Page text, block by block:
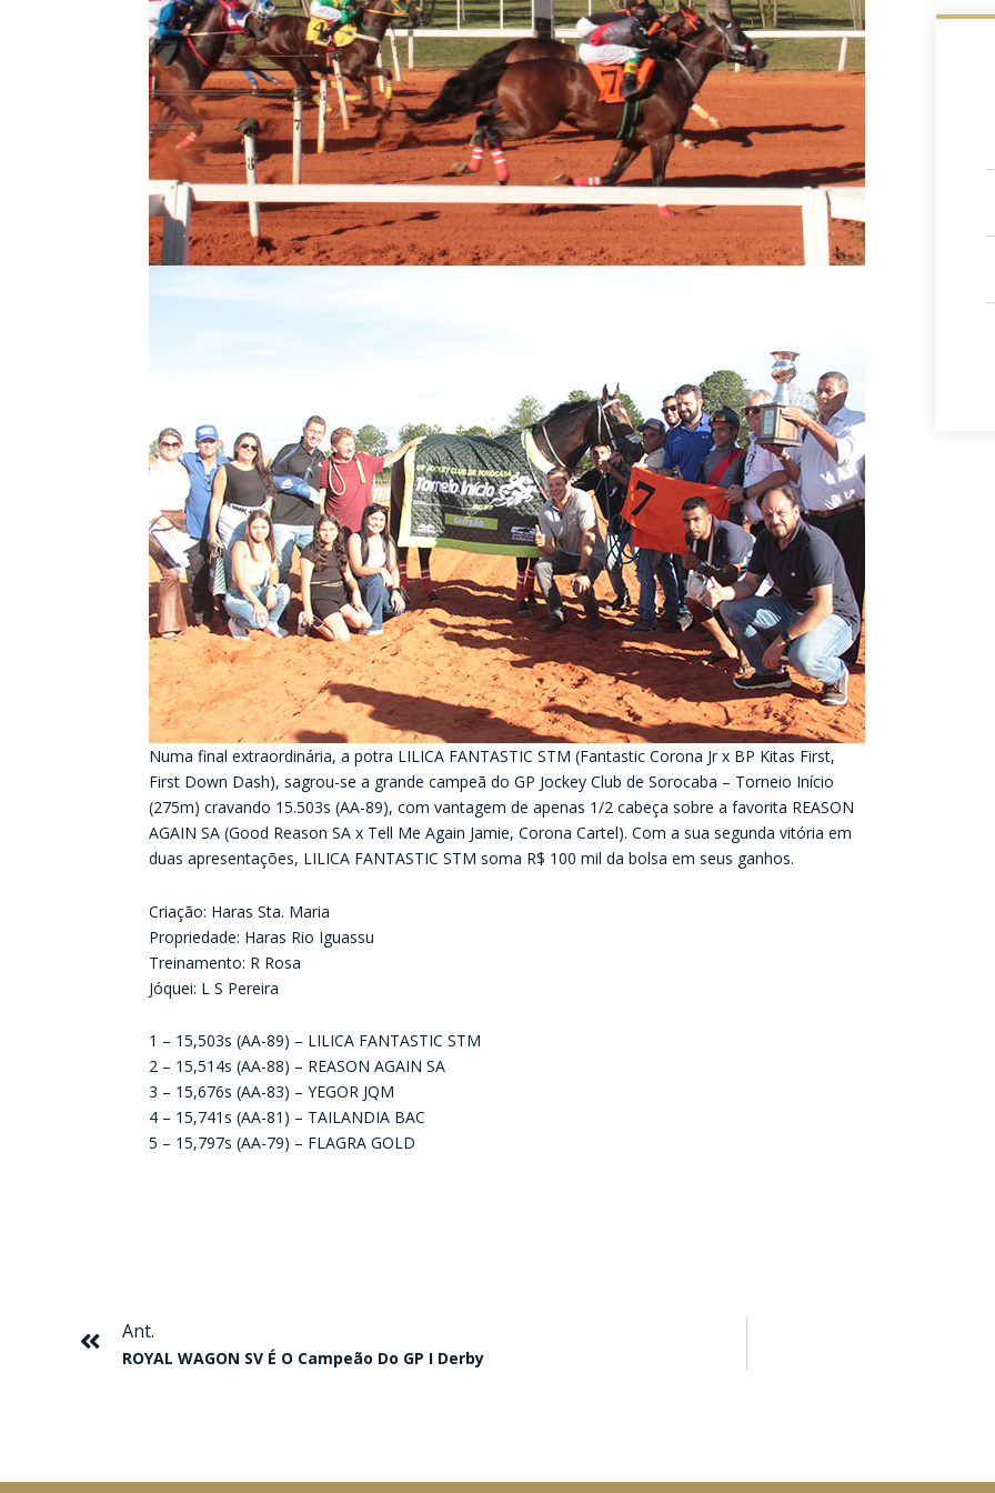
Numa final extraordinária, a potra LILICA FANTASTIC STM (Fantastic Corona Jr x BP Kitas First,
First Down Dash), sagrou-se a grande campeã do GP Jockey Club de Sorocaba – Torneio Início
(275m) cravando 15.503s (AA-89), com vantagem de apenas 1/2 cabeça sobre a favorita REASON
AGAIN SA (Good Reason SA x Tell Me Again Jamie, Corona Cartel). Com a sua segunda vitória em
duas apresentações, LILICA FANTASTIC STM soma R$ 100 mil da bolsa em seus ganhos.
Criação: Haras Sta. Maria
Propriedade: Haras Rio Iguassu
Treinamento: R Rosa
Jóquei: L S Pereira
1 – 15,503s (AA-89) – LILICA FANTASTIC STM
2 – 15,514s (AA-88) – REASON AGAIN SA
3 – 15,676s (AA-83) – YEGOR JQM
4 – 15,741s (AA-81) – TAILANDIA BAC
5 – 15,797s (AA-79) – FLAGRA GOLD
Ant.
ROYAL WAGON SV É O Campeão Do GP I Derby